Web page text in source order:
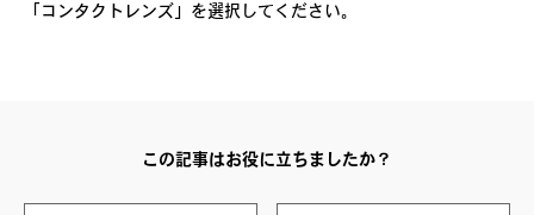
「コンタクトレンズ」を選択してください。
この記事はお役に立ちましたか？